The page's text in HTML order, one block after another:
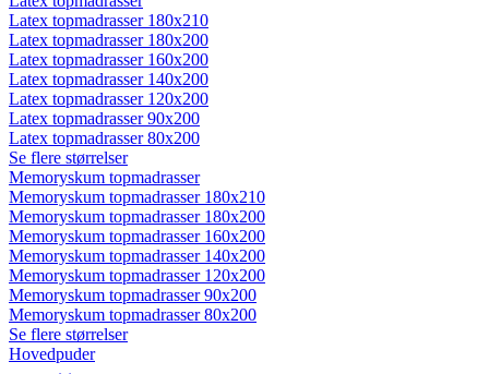
Latex topmadrasser 180x210
Latex topmadrasser 180x200
Latex topmadrasser 160x200
Latex topmadrasser 140x200
Latex topmadrasser 120x200
Latex topmadrasser 90x200
Latex topmadrasser 80x200
Se flere størrelser
Memoryskum topmadrasser
Memoryskum topmadrasser 180x210
Memoryskum topmadrasser 180x200
Memoryskum topmadrasser 160x200
Memoryskum topmadrasser 140x200
Memoryskum topmadrasser 120x200
Memoryskum topmadrasser 90x200
Memoryskum topmadrasser 80x200
Se flere størrelser
Hovedpuder